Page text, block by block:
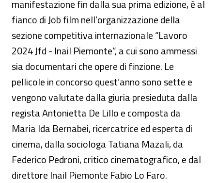
manifestazione fin dalla sua prima edizione, è al
fianco di Job film nell’organizzazione della
sezione competitiva internazionale “Lavoro
2024 Jfd - Inail Piemonte”, a cui sono ammessi
sia documentari che opere di finzione. Le
pellicole in concorso quest’anno sono sette e
vengono valutate dalla giuria presieduta dalla
regista Antonietta De Lillo e composta da
Maria Ida Bernabei, ricercatrice ed esperta di
cinema, dalla sociologa Tatiana Mazali, da
Federico Pedroni, critico cinematografico, e dal
direttore Inail Piemonte Fabio Lo Faro.